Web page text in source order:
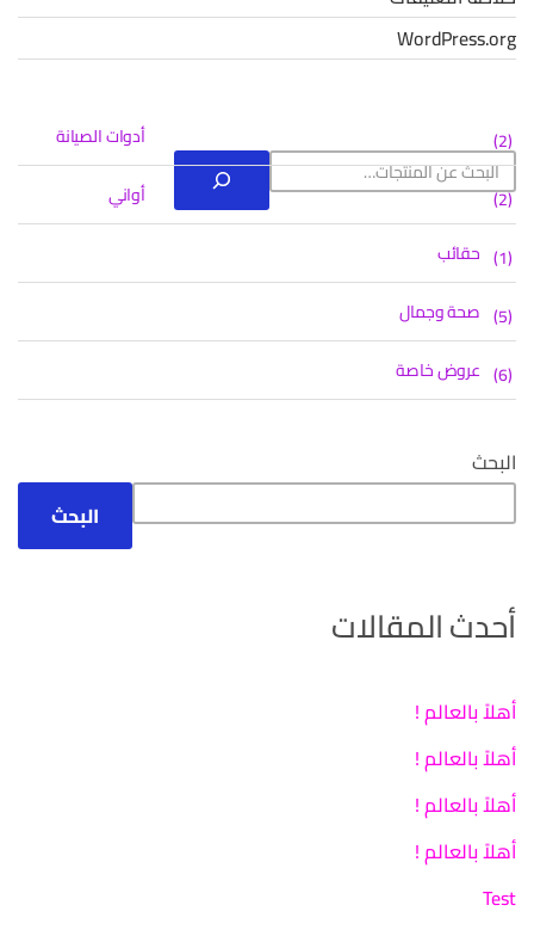
WordPress.org
أدوات الصيانة 2
2
منتجات
أواني 2
2
منتجات
حقائب 1
منتج
واحدصحة وجمال 5
5
منتجات
عروض خاصة 6
6
منتجات
البحث
البحث
أحدث المقالات
أهلاً بالعالم !
أهلاً بالعالم !
أهلاً بالعالم !
أهلاً بالعالم !
Test